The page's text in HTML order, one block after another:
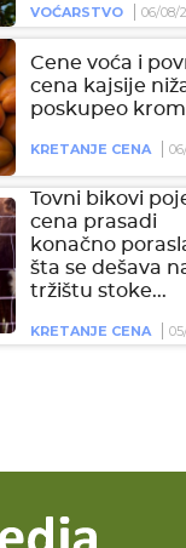
VOĆARSTVO 06/08/
Cene voća i
cena kajsije
poskupeo
KRETANJE CENA
Tovni bikovi
cena prasadi
konačno
šta se dešava
tržištu stoke...
KRETANJE CENA